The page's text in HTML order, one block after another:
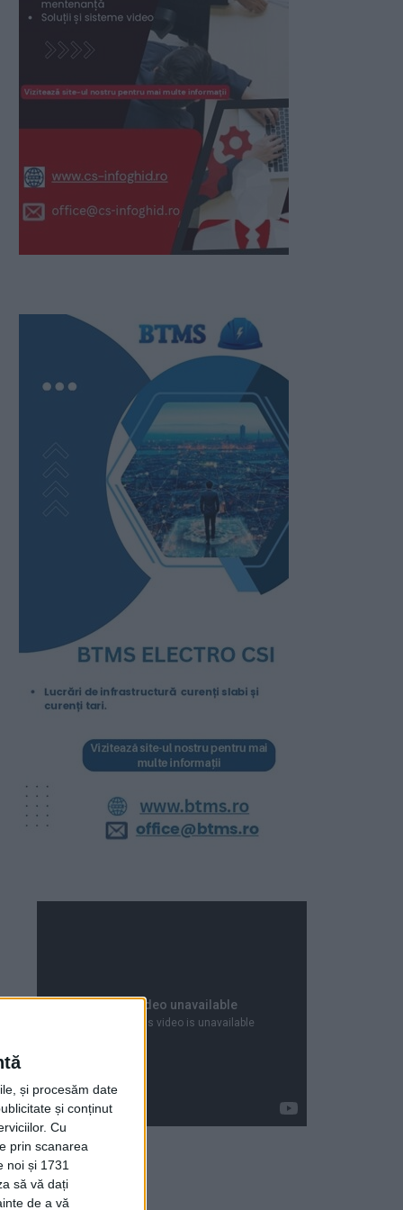
și procesăm date
și conținut
Cu
prin scanarea
noi și 1731
să vă dați
de a vă
Articole recente